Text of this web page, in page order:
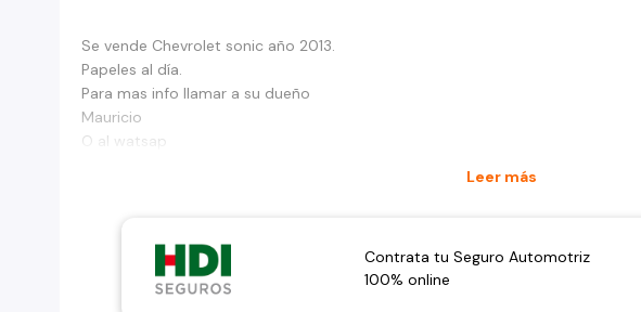
Se vende Chevrolet sonic año 2013.
Papeles al día.
Para mas info llamar a su dueño
Mauricio
O al watsap
Leer más
Contrata tu Seguro Automotriz
100% online